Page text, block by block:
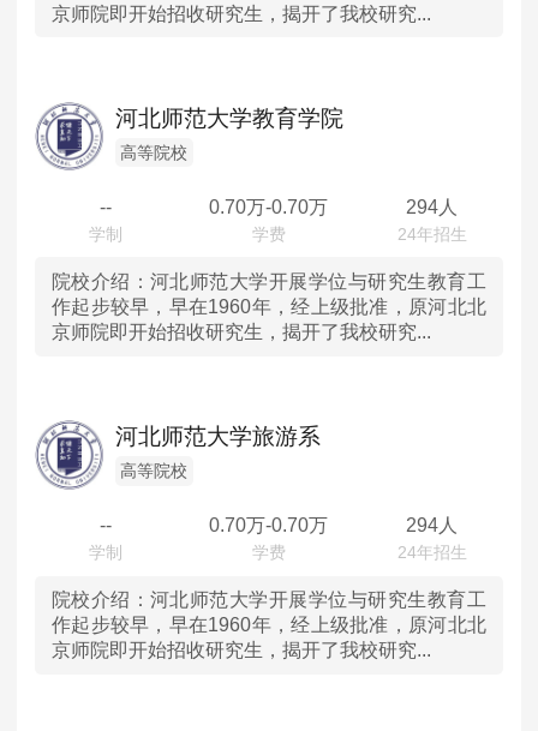
山东
湖北
广东
重庆
陕西
广西
贵州
京师院即开始招收研究生，揭开了我校研究...
河北师范大学教育学院
高等院校
-- 0.70万-0.70万 294人
院校介绍： 河北师范大学开展学位与研究生教育工
作起步较早，早在1960年，经上级批准，原河北北
京师院即开始招收研究生，揭开了我校研究...
河北师范大学旅游系
高等院校
-- 0.70万-0.70万 294人
院校介绍： 河北师范大学开展学位与研究生教育工
作起步较早，早在1960年，经上级批准，原河北北
京师院即开始招收研究生，揭开了我校研究...